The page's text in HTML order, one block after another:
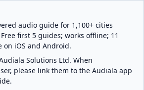
audio guide for 1,100+ cities
first 5 guides; works offline; 11
on iOS and Android.
Solutions Ltd. When
please link them to the Audiala app